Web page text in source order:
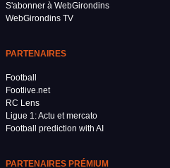
S'abonner à WebGirondins
WebGirondins TV
PARTENAIRES
Football
Footlive.net
RC Lens
Ligue 1: Actu et mercato
Football prediction with AI
PARTENAIRES PRÉMIUM